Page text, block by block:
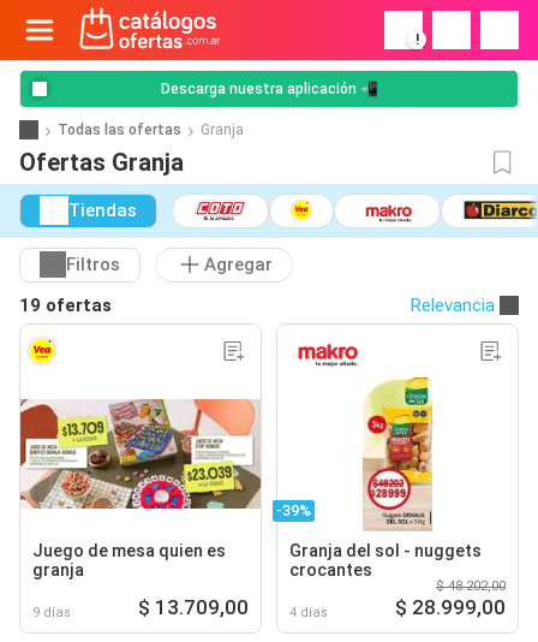
!
Descarga nuestra aplicación 📲
Todas las ofertas Granja
Ofertas Granja
Tiendas
Filtros
Agregar
19 ofertas
Relevancia
Juego de mesa quien es
granja
9 días $ 13.709,00
-39%
Granja del sol - nuggets
crocantes
4 días
$ 48.202,00
$ 28.999,00